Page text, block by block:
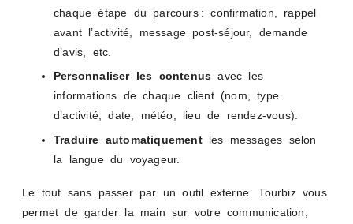
chaque étape du parcours : confirmation, rappel
avant l’activité, message post-séjour, demande
d’avis, etc.
Personnaliser les contenus avec les
informations de chaque client (nom, type
d’activité, date, météo, lieu de rendez-vous).
Traduire automatiquementles messages selon
la langue du voyageur.
Le tout sans passer par un outil externe. Tourbiz vous
permet de garder la main sur votre communication,